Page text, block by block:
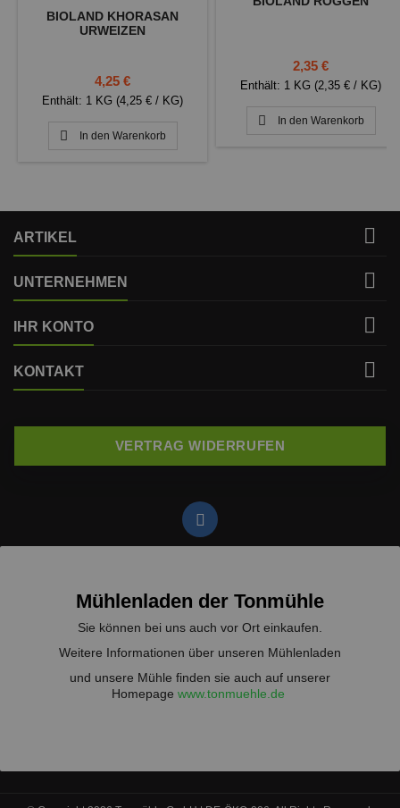
BIOLAND KHORASAN
URWEIZEN
Preis
4,25 €
Enthält: 1 KG (4,25 € / KG)
 In den Warenkorb
Preis
2,35 €
Enthält: 1 KG (2,35 € / KG)
 In den Warenkorb
ARTIKEL 
UNTERNEHMEN 
IHR KONTO 
KONTAKT 
VERTRAG WIDERRUFEN
Mühlenladen der Tonmühle
Sie können bei uns auch vor Ort einkaufen.
Weitere Informationen über unseren Mühlenladen
und unsere Mühle finden sie auch auf unserer
Homepage www.tonmuehle.de